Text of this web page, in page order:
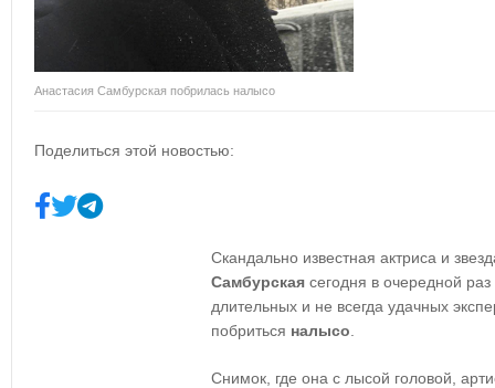
Анастасия Самбурская побрилась налысо
Поделиться этой новостью:
Скандально известная актриса и
Самбурская сегодня в очередной
длительных и не всегда удачных
побриться налысо
Снимок, где она с лысой головой,